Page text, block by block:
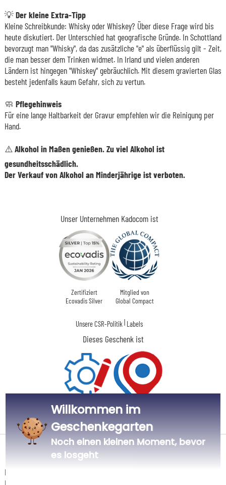
Unser Unternehmen Kadocom ist
Zertifiziert
Ecovadis Silver
Mitglied von
Global Compact
Unsere CSR-Politik Labels
Dieses Geschenk ist
Personalisiert
in Frankreich
Hergestellt in
Frankreich
💡 Der kleine Extra-Tipp
Kleine Schreibkunde: Whisky oder Whiskey? Über diese Frage wird bis
heute diskutiert. Der Unterschied hat geografische Gründe. In Schottland
bevorzugt man "Whisky", da das zusätzliche "e" als überflüssig gilt - Zeit,
die man besser dem Trinken widmet. In Irland und vielen anderen
Ländern ist hingegen "Whiskey" gebräuchlich. Mit diesem gravierten Glas
besteht jedenfalls kaum Gefahr, sich zu vertun.
🧼 Pflegehinweis
Für eine lange Haltbarkeit der Gravur empfehlen wir die Reinigung per
Hand.
⚠️ Alkohol in Maßen genießen. Zu viel Alkohol ist
gesundheitsschädlich.
Der Verkauf von Alkohol an Minderjährige ist verboten.
Lieferdatum und Lieferpreis
Dieser Artikel wird in unserem Atelier in Toulouse personalisiert.
Willkommen im
Geschenkegarten
Noch einen kleinen Moment, bevor
es losgeht